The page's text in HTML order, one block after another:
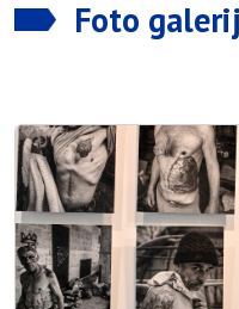
Foto